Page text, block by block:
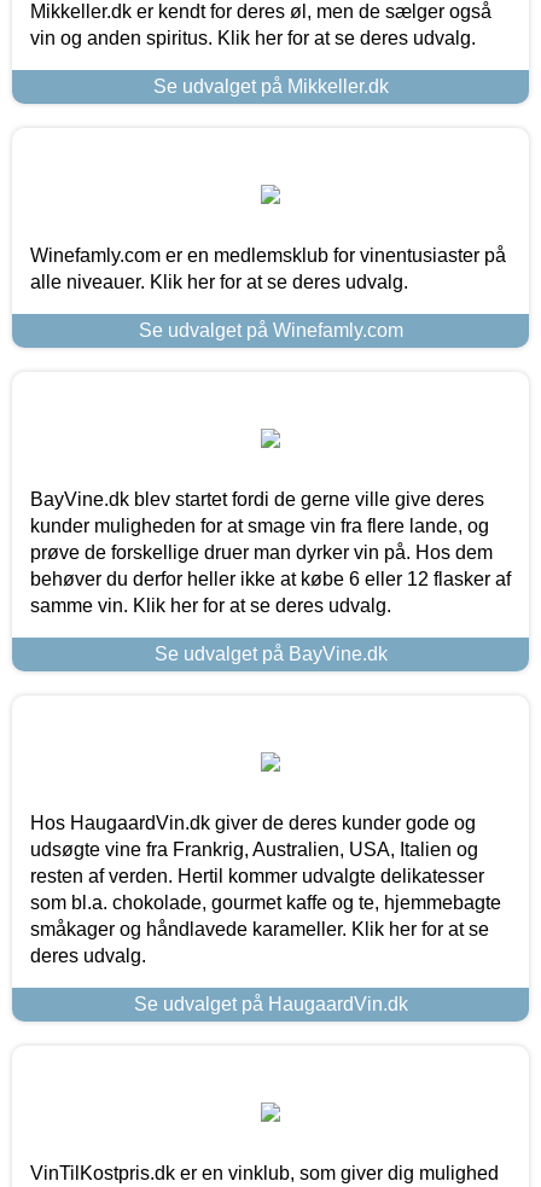
Mikkeller.dk er kendt for deres øl, men de sælger også
vin og anden spiritus. Klik her for at se deres udvalg.
Se udvalget på Mikkeller.dk
Winefamly.com er en medlemsklub for vinentusiaster på
alle niveauer. Klik her for at se deres udvalg.
Se udvalget på Winefamly.com
BayVine.dk blev startet fordi de gerne ville give deres
kunder muligheden for at smage vin fra flere lande, og
prøve de forskellige druer man dyrker vin på. Hos dem
behøver du derfor heller ikke at købe 6 eller 12 flasker af
samme vin. Klik her for at se deres udvalg.
Se udvalget på BayVine.dk
Hos HaugaardVin.dk giver de deres kunder gode og
udsøgte vine fra Frankrig, Australien, USA, Italien og
resten af verden. Hertil kommer udvalgte delikatesser
som bl.a. chokolade, gourmet kaffe og te, hjemmebagte
småkager og håndlavede karameller. Klik her for at se
deres udvalg.
Se udvalget på HaugaardVin.dk
VinTilKostpris.dk er en vinklub, som giver dig mulighed